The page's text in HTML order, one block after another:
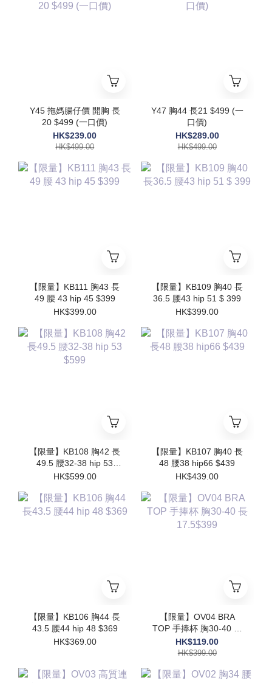
Y45 拖媽腸仔價 開胸 長
20 $499 (一口價)
HK$239.00
HK$499.00
Y47 胸44 長21 $499 (一
口價)
HK$289.00
HK$499.00
【限量】KB111 胸43 長
49 腰 43 hip 45 $399
HK$399.00
【限量】KB109 胸40 長
36.5 腰43 hip 51 $ 399
HK$399.00
【限量】KB108 胸42 長
49.5 腰32-38 hip 53
$599
HK$599.00
【限量】KB107 胸40 長
48 腰38 hip66 $439
HK$439.00
【限量】KB106 胸44 長
43.5 腰44 hip 48 $369
HK$369.00
【限量】OV04 BRA
TOP 手捧杯 胸30-40 長
17.5$399
HK$119.00
HK$399.00